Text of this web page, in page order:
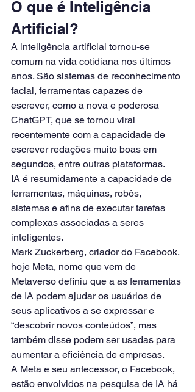
O que é Inteligência
Artificial?
A inteligência artificial tornou-se
comum na vida cotidiana nos últimos
anos. São sistemas de reconhecimento
facial, ferramentas capazes de
escrever, como a nova e poderosa
ChatGPT, que se tornou viral
recentemente com a capacidade de
escrever redações muito boas em
segundos, entre outras plataformas.
IA é resumidamente a capacidade de
ferramentas, máquinas, robôs,
sistemas e afins de executar tarefas
complexas associadas a seres
inteligentes.
Mark Zuckerberg, criador do Facebook,
hoje Meta, nome que vem de
Metaverso definiu que a as ferramentas
de IA podem ajudar os usuários de
seus aplicativos a se expressar e
“descobrir novos conteúdos”, mas
também disse podem ser usadas para
aumentar a eficiência de empresas.
A Meta e seu antecessor, o Facebook,
estão envolvidos na pesquisa de IA há